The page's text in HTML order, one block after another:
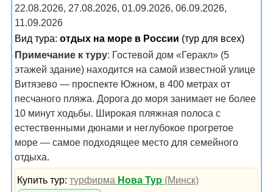
22.08.2026, 27.08.2026, 01.09.2026, 06.09.2026,
11.09.2026
Вид тура: отдых на море в России (тур для всех)
Примечание к туру: Гостевой дом «Геракл» (5
этажей здание) находится на самой известной улице
Витязево — проспекте Южном, в 400 метрах от
песчаного пляжа. Дорога до моря занимает не более
10 минут ходьбы. Широкая пляжная полоса с
естественными дюнами и неглубокое прогретое
море — самое подходящее место для семейного
отдыха.
Купить тур:турфирма Нова Тур (Минск)